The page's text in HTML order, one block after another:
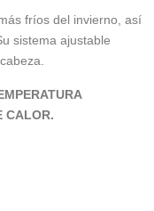
fríos del invierno, así
sistema ajustable
CALOR.